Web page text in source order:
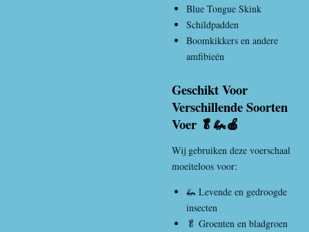
Blue Tongue Skink
Schildpadden
Boomkikkers en andere
amfibieën
Geschikt Voor
Verschillende Soorten
Voer 🥬🦗🍎
Wij gebruiken deze voerschaal
moeiteloos voor:
🦗 Levende en gedroogde
insecten
🥬 Groenten en bladgroen